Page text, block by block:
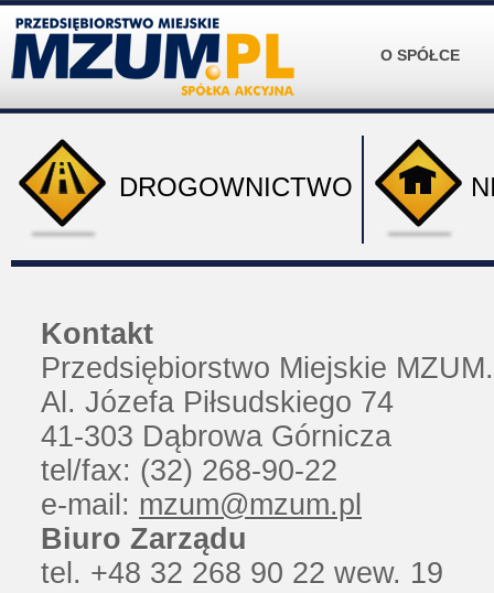
O SPÓŁCE
DROGOWNICTWO
Kontakt
Przedsiębiorstwo Miejskie
Al. Józefa Piłsudskiego 74
41-303 Dąbrowa Górnicza
tel/fax: (32) 268-90-22
e-mail: mzum@mzum.pl
Biuro Zarządu
tel. +48 32 268 90 22 wew. 19